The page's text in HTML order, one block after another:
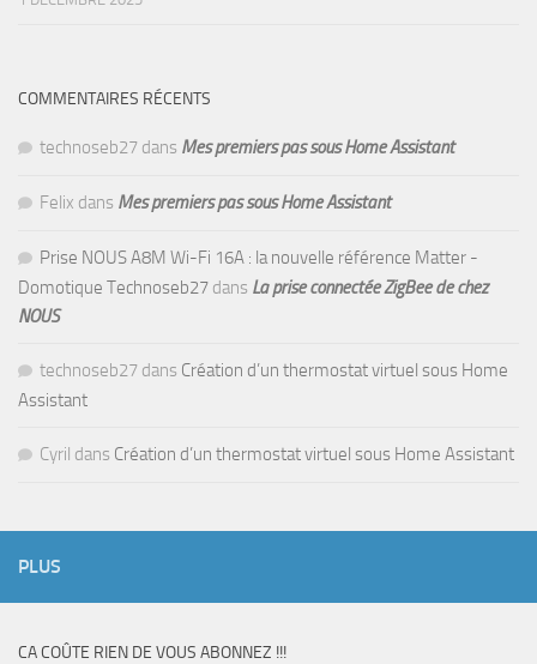
COMMENTAIRES RÉCENTS
technoseb27 dans Mes premiers pas sous Home Assistant
Felix dans Mes premiers pas sous Home Assistant
Prise NOUS A8M Wi-Fi 16A : la nouvelle référence Matter -
Domotique Technoseb27 dans La prise connectée ZigBee de chez
NOUS
technoseb27 dans Création d’un thermostat virtuel sous Home
Assistant
Cyril dans Création d’un thermostat virtuel sous Home Assistant
PLUS
CA COÛTE RIEN DE VOUS ABONNEZ !!!